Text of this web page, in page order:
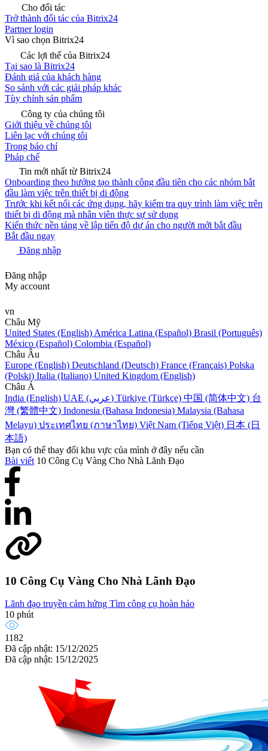
Cho đối tác
Trở thành đối tác của Bitrix24
Partner login
Vì sao chọn Bitrix24
Các lợi thế của Bitrix24
Tại sao là Bitrix24
Đánh giá của khách hàng
So sánh với các giải pháp khác
Tùy chỉnh sản phẩm
Công ty của chúng tôi
Giới thiệu về chúng tôi
Liên lạc với chúng tôi
Trong báo chí
Pháp chế
Tin mới nhất từ Bitrix24
Onboarding theo hướng tạo thành công đầu tiên cho các nhóm bắt
đầu làm việc trên thiết bị di động
Trước khi kết nối các ứng dụng, hãy kiểm tra quy trình làm việc trên
thiết bị di động mà nhân viên thực sự sử dụng
Kiến thức nền tảng về lập tiến độ dự án cho người mới bắt đầu
Bắt đầu ngay
Đăng nhập
Đăng nhập
My account
vn
Châu Mỹ
United States (English) América Latina (Español) Brasil (Português)
México (Español) Colombia (Español)
Châu Âu
Europe (English) Deutschland (Deutsch) France (Français) Polska
(Polski) Italia (Italiano) United Kingdom (English)
Châu Á
India (English)
UAE (عربي) Türkiye (Türkçe) 中国 (简体中文) 台
灣 (繁體中文) Indonesia (Bahasa Indonesia) Malaysia (Bahasa
Melayu) ประเทศไทย (ภาษาไทย) Việt Nam (Tiếng Việt) 日本 (日
本語)
Bạn có thể thay đổi khu vực của mình ở đây nếu cần
Bài viết 10 Công Cụ Vàng Cho Nhà Lãnh Đạo
10 Công Cụ Vàng Cho Nhà Lãnh Đạo
Lãnh đạo truyền cảm hứng Tìm công cụ hoàn hảo
10 phút
1182
Đã cập nhật: 15/12/2025
Đã cập nhật: 15/12/2025